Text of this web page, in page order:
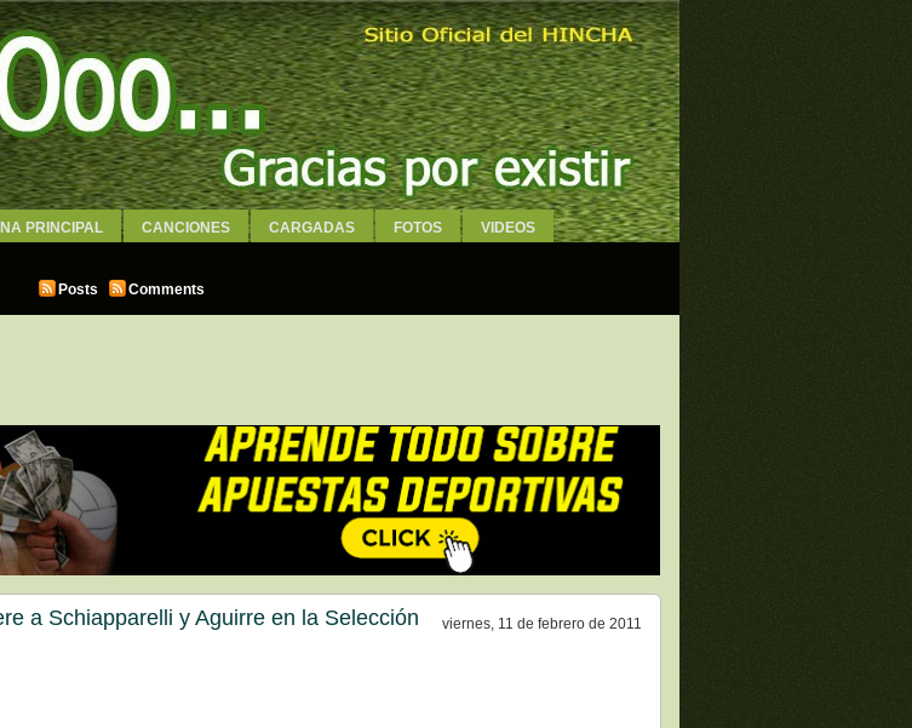
PRINCIPAL CANCIONES CARGADAS FOTOS VIDEOS
Posts
Comments
viernes, 11 de febrero de 2011
a Schiapparelli y Aguirre en la Selección